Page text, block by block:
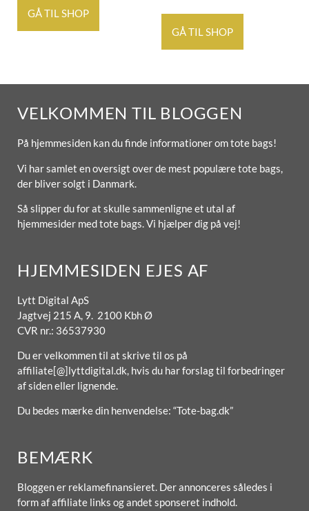
GÅ TIL SHOP
GÅ TIL SHOP
VELKOMMEN TIL BLOGGEN
På hjemmesiden kan du finde informationer om tote bags!
Vi har samlet en oversigt over de mest populære tote bags,
der bliver solgt i Danmark.
Så slipper du for at skulle sammenligne et utal af
hjemmesider med tote bags. Vi hjælper dig på vej!
HJEMMESIDEN EJES AF
Lytt Digital ApS
Jagtvej 215 A, 9. 2100 Kbh Ø
CVR nr.: 36537930
Du er velkommen til at skrive til os på
affiliate[@]lyttdigital.dk, hvis du har forslag til forbedringer
af siden eller lignende.
Du bedes mærke din henvendelse: “Tote-bag.dk”
BEMÆRK
Bloggen er reklamefinansieret. Der annonceres således i
form af affiliate links og andet sponseret indhold.